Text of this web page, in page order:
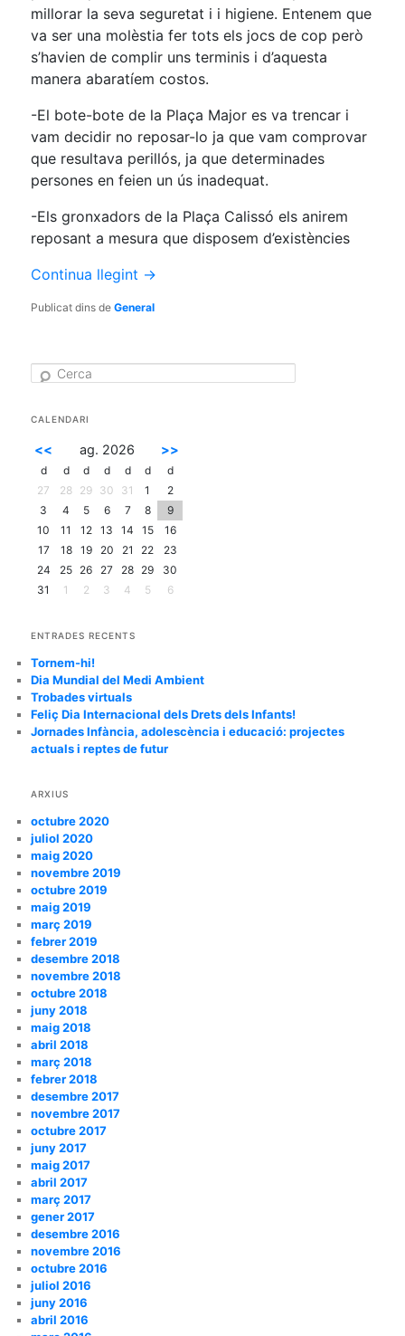
millorar la seva seguretat i i higiene. Entenem que
va ser una molèstia fer tots els jocs de cop però
s’havien de complir uns terminis i d’aquesta
manera abaratíem costos.
-El bote-bote de la Plaça Major es va trencar i
vam decidir no reposar-lo ja que vam comprovar
que resultava perillós, ja que determinades
persones en feien un ús inadequat.
-Els gronxadors de la Plaça Calissó els anirem
reposant a mesura que disposem d’existències
Continua llegint →
Publicat dins de General
e
c
CALENDARI
<< ag. 2026 >>
d d d d d d
d
27
28 29 30 31 1
2
3
4 5 6 7 8
9
10
11 12 13 14 15
16
17
18 19 20 21 22
23
24
25 26 27 28 29
30
31
1 2 3 4 5 6
ENTRADES RECENTS
Tornem-hi!
Dia Mundial del Medi Ambient
Trobades virtuals
Feliç Dia Internacional dels Drets dels Infants!
Jornades Infància, adolescència i educació: projectes
actuals i reptes de futur
ARXIUS
octubre 2020
juliol 2020
maig 2020
novembre 2019
octubre 2019
maig 2019
març 2019
febrer 2019
desembre 2018
novembre 2018
octubre 2018
juny 2018
maig 2018
abril 2018
març 2018
febrer 2018
desembre 2017
novembre 2017
octubre 2017
juny 2017
maig 2017
abril 2017
març 2017
gener 2017
desembre 2016
novembre 2016
octubre 2016
juliol 2016
juny 2016
abril 2016